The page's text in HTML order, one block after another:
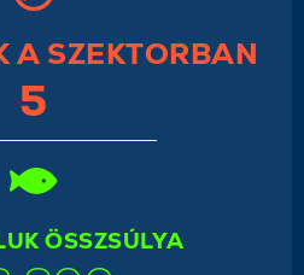
A SZEKTORBAN
5
ÖSSZSÚLYA